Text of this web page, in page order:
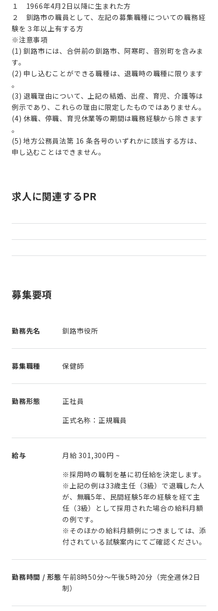
１ 1966年4月2日以降に生まれた方
２ 釧路市の職員として、左記の募集職種についての職務経
験を３年以上有する方
※注意事項
(1) 釧路市には、合併前の釧路市、阿寒町、音別町を含みま
す。
(2) 申し込むことができる職種は、退職時の職種に限ります
。
(3) 退職理由について、上記の結婚、出産、育児、介護等は
例示であり、これらの理由に限定したものではありません。
(4) 休職、停職、育児休業等の期間は職務経験から除きます
。
(5) 地方公務員法第 16 条各号のいずれかに該当する方は、
申し込むことはできません。
求人に関連するPR
募集要項
勤務先名 釧路市役所
募集職種 保健師
勤務形態
正社員
正式名称：正規職員
給与 月給 301,300円 ~
※採用時の職制を基に初任給を決定します。
※上記の例は33歳主任（3級）で退職した人
が、無職5年、民間経験5年の経験を経て主
任（3級）として採用された場合の給料月額
の例です。
※そのほかの給料月額例につきましては、添
付されている試験案内にてご確認ください。
勤務時間 / 形態 午前8時50分～午後5時20分（完全週休2日
制）